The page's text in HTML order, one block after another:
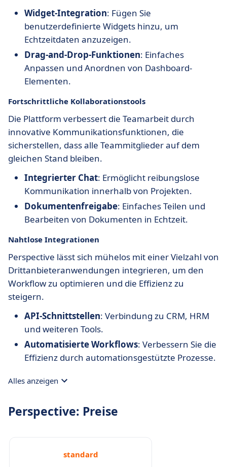
Widget-Integration: Fügen Sie
benutzerdefinierte Widgets hinzu, um
Echtzeitdaten anzuzeigen.
Drag-and-Drop-Funktionen: Einfaches
Anpassen und Anordnen von Dashboard-
Elementen.
Fortschrittliche Kollaborationstools
Die Plattform verbessert die Teamarbeit durch
innovative Kommunikationsfunktionen, die
sicherstellen, dass alle Teammitglieder auf dem
gleichen Stand bleiben.
Integrierter Chat: Ermöglicht reibungslose
Kommunikation innerhalb von Projekten.
Dokumentenfreigabe: Einfaches Teilen und
Bearbeiten von Dokumenten in Echtzeit.
Nahtlose Integrationen
Perspective lässt sich mühelos mit einer Vielzahl von
Drittanbieteranwendungen integrieren, um den
Workflow zu optimieren und die Effizienz zu
steigern.
API-Schnittstellen: Verbindung zu CRM, HRM
und weiteren Tools.
Automatisierte Workflows: Verbessern Sie die
Effizienz durch automationsgestützte Prozesse.
Alles anzeigen
Perspective: Preise
standard